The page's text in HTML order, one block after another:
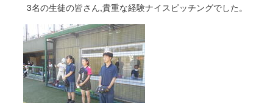
3名の生徒の皆さん,貴重な経験ナイスピッチングでした。